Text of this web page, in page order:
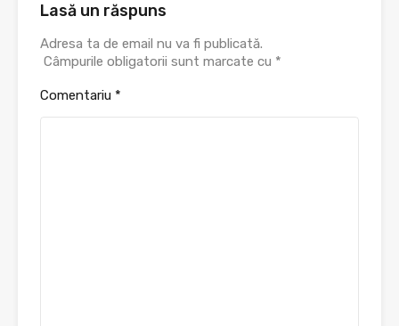
Lasă un răspuns
Adresa ta de email nu va fi publicată.
Câmpurile obligatorii sunt marcate cu *
Comentariu *